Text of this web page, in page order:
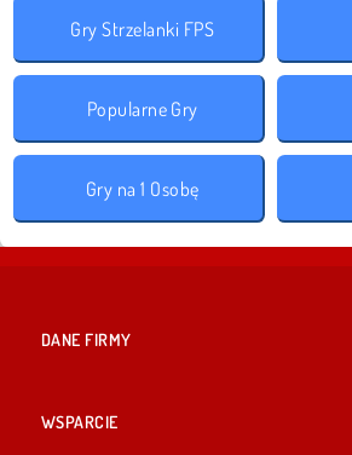
Gry Strzelanki FPS
Popularne Gry
Gry na 1 Osobę
DANE FIRMY
WSPARCIE